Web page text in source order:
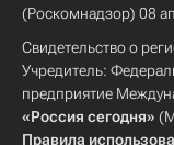
(Роскомнадзор) 08
Свидетельство о
Учредитель:
предприятие
«Россия сегодня»
Правила